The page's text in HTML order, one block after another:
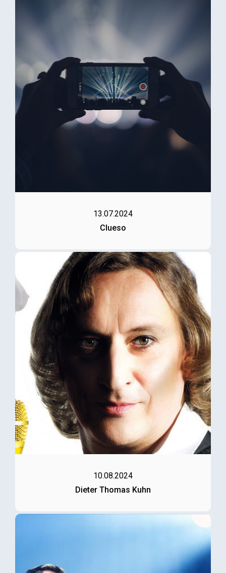
13.07.2024
Clueso
10.08.2024
Dieter Thomas Kuhn